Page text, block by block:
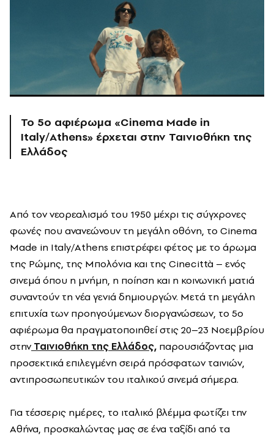
Το 5ο αφιέρωμα «Cinema Made in
Italy/Athens» έρχεται στην Ταινιοθήκη της
Ελλάδος
Από τον νεορεαλισμό του 1950 μέχρι τις σύγχρονες
φωνές που ανανεώνουν τη μεγάλη οθόνη, το Cinema
Made in Italy/Athens επιστρέφει φέτος με το άρωμα
της Ρώμης, της Μπολόνια και της Cinecittà – ενός
σινεμά όπου η μνήμη, η ποίηση και η κοινωνική ματιά
συναντούν τη νέα γενιά δημιουργών. Μετά τη μεγάλη
επιτυχία των προηγούμενων διοργανώσεων, το 5ο
αφιέρωμα θα πραγματοποιηθεί στις 20–23 Νοεμβρίου
στην Ταινιοθήκη της Ελλάδος, παρουσιάζοντας μια
προσεκτικά επιλεγμένη σειρά πρόσφατων ταινιών,
αντιπροσωπευτικών του ιταλικού σινεμά σήμερα.
Για τέσσερις ημέρες, το ιταλικό βλέμμα φωτίζει την
Αθήνα, προσκαλώντας μας σε ένα ταξίδι από τα